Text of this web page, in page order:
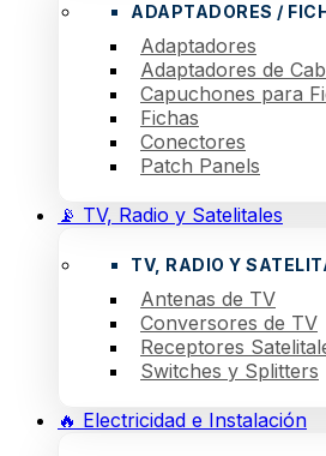
ADAPTADORES /
Adaptadores
Adaptadores de
Capuchones para
Fichas
Conectores
Patch Panels
📡 TV, Radio y Satelitales
TV, RADIO Y
Antenas de TV
Conversores de TV
Receptores
Switches y Splitters
🔥 Electricidad e Instalación